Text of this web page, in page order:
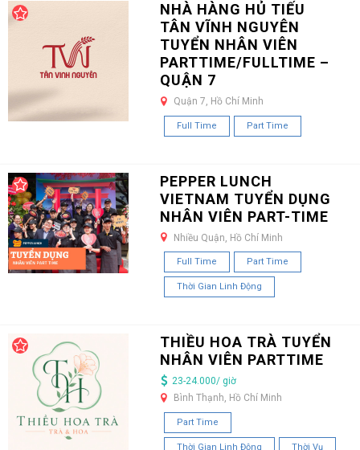
NHÀ HÀNG HỦ TIẾU
TÂN VĨNH NGUYÊN
TUYỂN NHÂN VIÊN
PARTTIME/FULLTIME –
QUẬN 7
Quận 7, Hồ Chí Minh
Full Time Part Time
PEPPER LUNCH
VIETNAM TUYỂN DỤNG
NHÂN VIÊN PART-TIME
Nhiều Quận, Hồ Chí Minh
Full Time Part Time
Thời Gian Linh Động
THIỀU HOA TRÀ TUYỂN
NHÂN VIÊN PARTTIME
23-24.000/ giờ
Bình Thạnh, Hồ Chí Minh
Part Time
Thời Gian Linh Động Thời Vụ